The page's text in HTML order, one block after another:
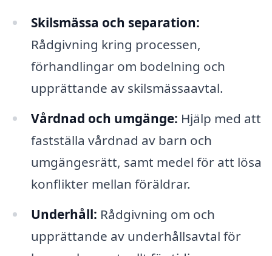
Skilsmässa och separation:
Rådgivning kring processen,
förhandlingar om bodelning och
upprättande av skilsmässaavtal.
Vårdnad och umgänge: Hjälp med att
fastställa vårdnad av barn och
umgängesrätt, samt medel för att lösa
konflikter mellan föräldrar.
Underhåll: Rådgivning om och
upprättande av underhållsavtal för